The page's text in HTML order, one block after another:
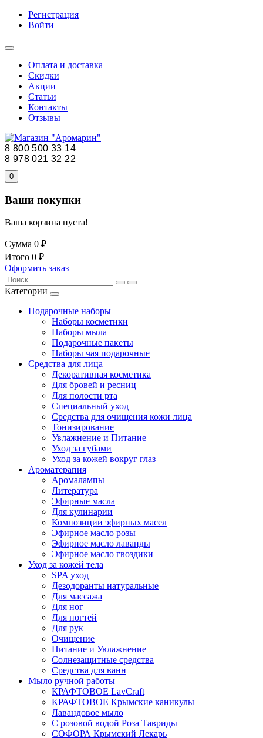
Регистрация
Войти
Оплата и доставка
Скидки
Акции
Статьи
Контакты
Отзывы
8 800 500 33 14
8 978 021 32 22
0
Ваши покупки
Ваша корзина пуста!
Сумма 0 ₽
Итого 0 ₽
Оформить заказ
Категории
Подарочные наборы
Наборы косметики
Наборы мыла
Подарочные пакеты
Наборы чая подарочные
Средства для лица
Декоративная косметика
Для бровей и ресниц
Для полости рта
Специальный уход
Средства для очищения кожи лица
Тонизирование
Увлажнение и Питание
Уход за губами
Уход за кожей вокруг глаз
Ароматерапия
Аромалампы
Литература
Эфирные масла
Для кулинарии
Композиции эфирных масел
Эфирное масло розы
Эфирное масло лаванды
Эфирное масло гвоздики
Уход за кожей тела
SPA уход
Дезодоранты натуральные
Для массажа
Для ног
Для ногтей
Для рук
Очищение
Питание и Увлажнение
Солнезащитные средства
Средства для ванн
Мыло ручной работы
КРАФТОВОЕ LavCraft
КРАФТОВОЕ Крымские каникулы
Лавандовое мыло
С розовой водой Роза Тавриды
СОФОРА Крымский Лекарь